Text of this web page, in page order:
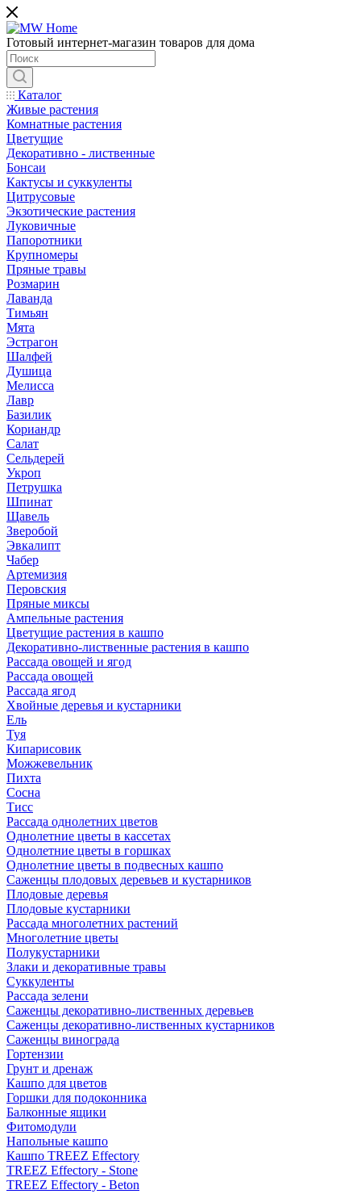
Готовый интернет-магазин товаров для дома
Каталог
Живые растения
Комнатные растения
Цветущие
Декоративно - лиственные
Бонсаи
Кактусы и суккуленты
Цитрусовые
Экзотические растения
Луковичные
Папоротники
Крупномеры
Пряные травы
Розмарин
Лаванда
Тимьян
Мята
Эстрагон
Шалфей
Душица
Мелисса
Лавр
Базилик
Кориандр
Салат
Сельдерей
Укроп
Петрушка
Шпинат
Щавель
Зверобой
Эвкалипт
Чабер
Артемизия
Перовския
Пряные миксы
Ампельные растения
Цветущие растения в кашпо
Декоративно-лиственные растения в кашпо
Рассада овощей и ягод
Рассада овощей
Рассада ягод
Хвойные деревья и кустарники
Ель
Туя
Кипарисовик
Можжевельник
Пихта
Сосна
Тисc
Рассада однолетних цветов
Однолетние цветы в кассетах
Однолетние цветы в горшках
Однолетние цветы в подвесных кашпо
Саженцы плодовых деревьев и кустарников
Плодовые деревья
Плодовые кустарники
Рассада многолетних растений
Многолетние цветы
Полукустарники
Злаки и декоративные травы
Суккуленты
Рассада зелени
Саженцы декоративно-лиственных деревьев
Саженцы декоративно-лиственных кустарников
Саженцы винограда
Гортензии
Грунт и дренаж
Кашпо для цветов
Горшки для подоконника
Балконные ящики
Фитомодули
Напольные кашпо
Кашпо TREEZ Effectory
TREEZ Effectory - Stone
TREEZ Effectory - Beton